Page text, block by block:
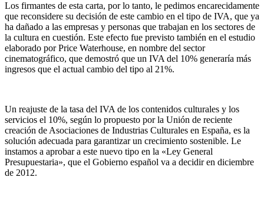
Los firmantes de esta carta, por lo tanto, le pedimos encarecidamente
que reconsidere su decisión de este cambio en el tipo de IVA, que ya
ha dañado a las empresas y personas que trabajan en los sectores de
la cultura en cuestión. Este efecto fue previsto también en el estudio
elaborado por Price Waterhouse, en nombre del sector
cinematográfico, que demostró que un IVA del 10% generaría más
ingresos que el actual cambio del tipo al 21%.
Un reajuste de la tasa del IVA de los contenidos culturales y los
servicios el 10%, según lo propuesto por la Unión de reciente
creación de Asociaciones de Industrias Culturales en España, es la
solución adecuada para garantizar un crecimiento sostenible. Le
instamos a aprobar a este nuevo tipo en la «Ley General
Presupuestaria», que el Gobierno español va a decidir en diciembre
de 2012.